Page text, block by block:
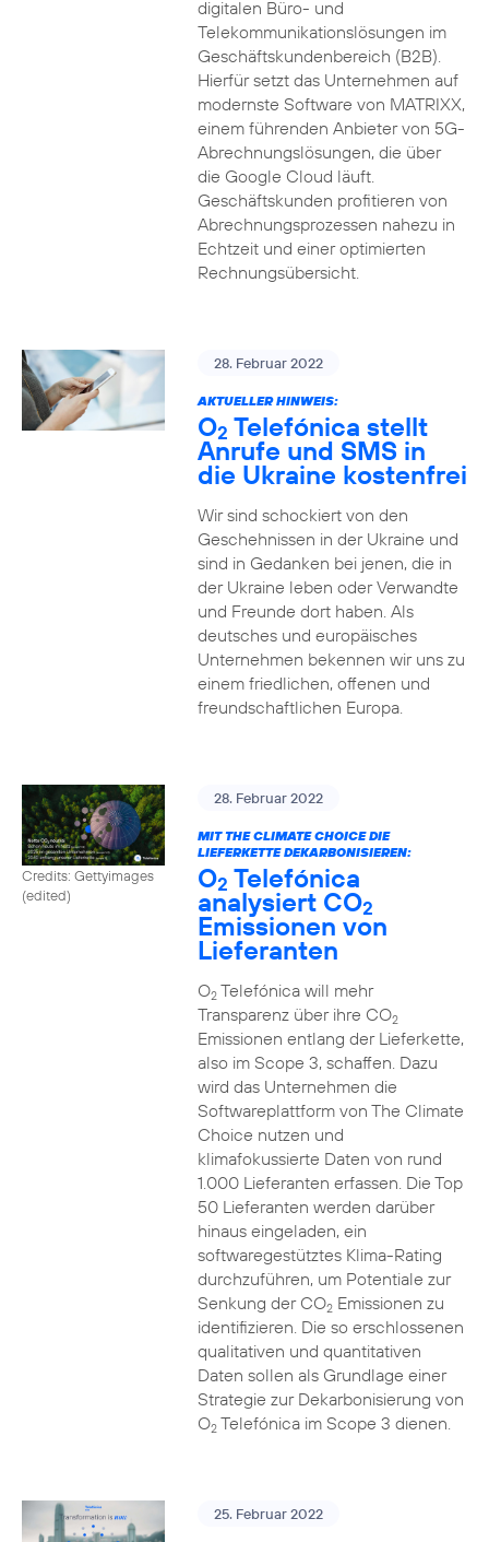
digitalen Büro- und
Telekommunikationslösungen im
Geschäftskundenbereich (B2B).
Hierfür setzt das Unternehmen auf
modernste Software von MATRIXX,
einem führenden Anbieter von 5G-
Abrechnungslösungen, die über
die Google Cloud läuft.
Geschäftskunden profitieren von
Abrechnungsprozessen nahezu in
Echtzeit und einer optimierten
Rechnungsübersicht.
28. Februar 2022
AKTUELLER HINWEIS:
O2 Telefónica stellt
Anrufe und SMS in
die Ukraine kostenfrei
Wir sind schockiert von den
Geschehnissen in der Ukraine und
sind in Gedanken bei jenen, die in
der Ukraine leben oder Verwandte
und Freunde dort haben. Als
deutsches und europäisches
Unternehmen bekennen wir uns zu
einem friedlichen, offenen und
freundschaftlichen Europa.
Credits: Gettyimages
(edited)
28. Februar 2022
MIT THE CLIMATE CHOICE DIE
LIEFERKETTE DEKARBONISIEREN:
O2 Telefónica
analysiert CO2
Emissionen von
Lieferanten
O2Telefónica will mehr
Transparenz über ihre CO2
Emissionen entlang der Lieferkette,
also im Scope 3, schaffen. Dazu
wird das Unternehmen die
Softwareplattform von The Climate
Choice nutzen und
klimafokussierte Daten von rund
1.000 Lieferanten erfassen. Die Top
50 Lieferanten werden darüber
hinaus eingeladen, ein
softwaregestütztes Klima-Rating
durchzuführen, um Potentiale zur
Senkung der CO2Emissionen zu
identifizieren. Die so erschlossenen
qualitativen und quantitativen
Daten sollen als Grundlage einer
Strategie zur Dekarbonisierung von
O2Telefónica im Scope 3 dienen.
25. Februar 2022